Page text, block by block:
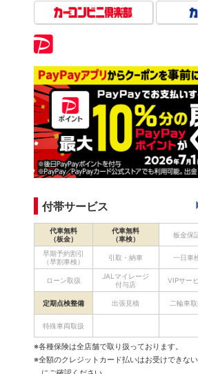
付帯サービス
代車無料
（板金）
代車無料
（車検）
板金保
早期予約割引
（早割車検）
引取・納車 一日車
ローン取扱
JALマイレージ
付与店
VIPサー
定期点検整備 出張見積 二輪車
特殊車両取扱
※各種保険は全店舗で取り扱っております。
※全額のクレジットカード払いはお受けできな